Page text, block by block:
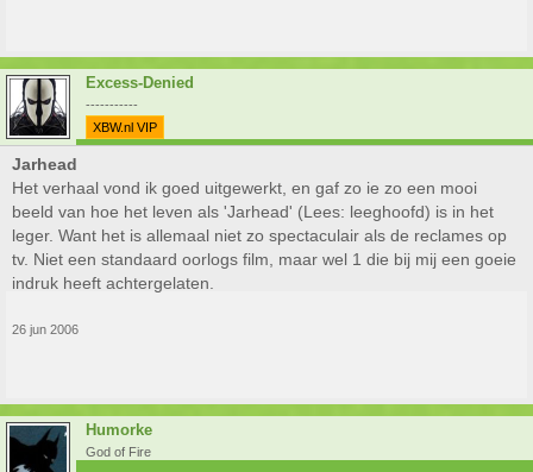
Excess-Denied
-----------
XBW.nl VIP
Jarhead
Het verhaal vond ik goed uitgewerkt, en gaf zo ie zo een mooi
beeld van hoe het leven als 'Jarhead' (Lees: leeghoofd) is in het
leger. Want het is allemaal niet zo spectaculair als de reclames op
tv. Niet een standaard oorlogs film, maar wel 1 die bij mij een goeie
indruk heeft achtergelaten.
26 jun 2006
Humorke
God of Fire